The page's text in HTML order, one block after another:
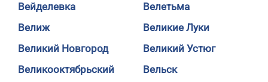
Вейделевка
Велетьма
Велиж
Великие Луки
Великий Новгород
Великий Устюг
Великооктябрьский
Вельск